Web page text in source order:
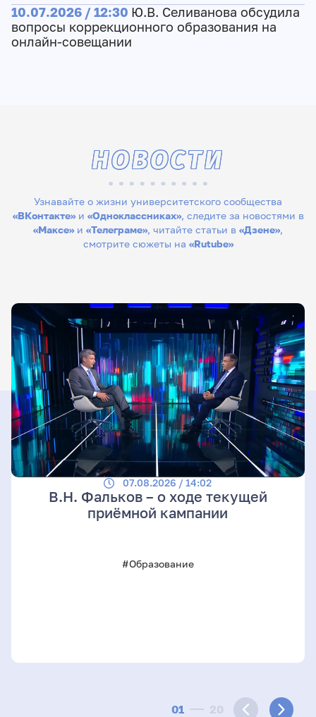
10.07.2026 / 12:30 Ю.В. Селиванова обсудила
вопросы коррекционного образования на
онлайн-совещании
Узнавайте о жизни университетского сообщества
«ВКонтакте»и «Одноклассниках», следите за новостями в
«Максе» и «Телеграме», читайте статьи в «Дзене»,
смотрите сюжеты на «Rutube»
НОВОСТИ
01 20
07.08.2026 / 14:02
В.Н. Фальков – о ходе текущей
приёмной кампании
#Образование